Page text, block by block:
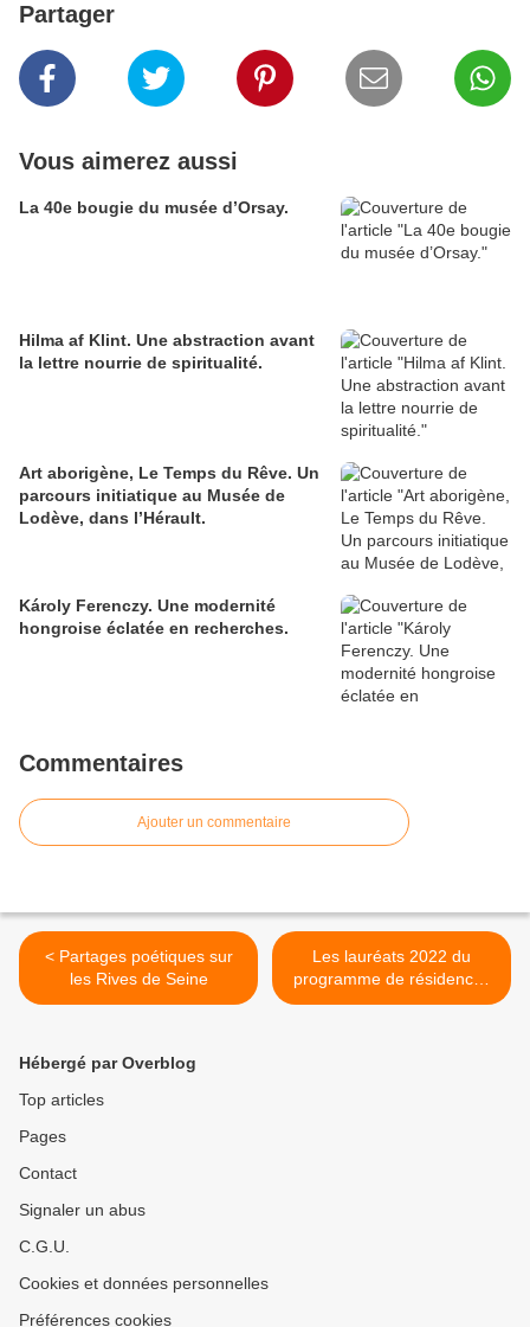
Partager
Vous aimerez aussi
La 40e bougie du musée d’Orsay.
Hilma af Klint. Une abstraction avant
la lettre nourrie de spiritualité.
Art aborigène, Le Temps du Rêve. Un
parcours initiatique au Musée de
Lodève, dans l’Hérault.
Károly Ferenczy. Une modernité
hongroise éclatée en recherches.
Commentaires
Ajouter un commentaire
< Partages poétiques sur
les Rives de Seine
Les lauréats 2022 du
programme de résidences
des Centres culturels de
Hébergé par Overblog
Top articles
Pages
Contact
Signaler un abus
C.G.U.
Cookies et données personnelles
Préférences cookies